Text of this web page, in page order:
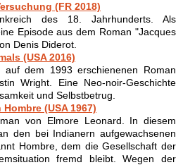
(FR 2018)
des 18. Jahrhunderts. Als
Episode aus dem Roman "Jacques
Denis Diderot.
(USA 2016)
auf dem 1993 erschienenen Roman
Wright. Eine Neo-noir-Geschichte
und Selbstbetrug.
(USA 1967)
von Elmore Leonard. In diesem
den bei Indianern aufgewachsenen
Hombre, dem die Gesellschaft der
fremd bleibt. Wegen der